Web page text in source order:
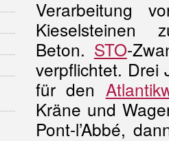
Verarbeitung
Kieselsteinen
Beton. STO-
verpflichtet. Drei
für den
Kräne und
Pont-l’Abbé,